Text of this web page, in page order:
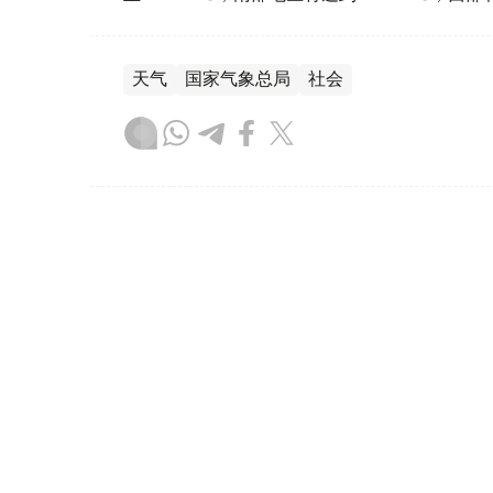
天气 国家气象总局 社会